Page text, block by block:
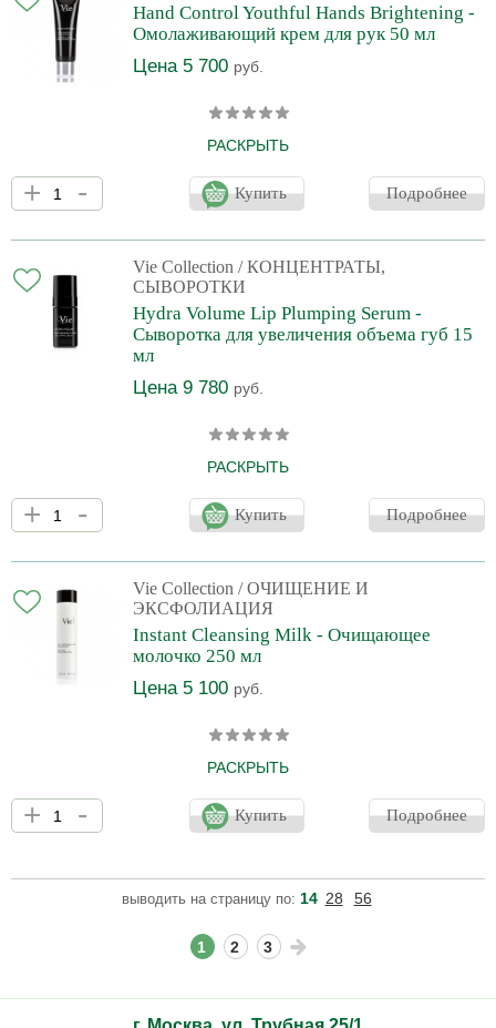
Hand Control Youthful Hands Brightening -
Омолаживающий крем для рук 50 мл
Цена 5 700 руб.
РАСКРЫТЬ
Крем с эффектом «шелковых перчаток» и ароматом розового
перца и гардении. Коктейль из витамина В3 и дуэта
гиалуроновых кислот уменьшает видимые признаки старения,
комплекс TRX борются с гиперпигментацией, осветляют и
выравнивают тон. AHA кислоты обновляют, омолаживают и
улучшают микрорельеф кожи.
+ - Купить Подробнее
Vie Collection / КОНЦЕНТРАТЫ,
СЫВОРОТКИ
Hydra Volume Lip Plumping Serum -
Сыворотка для увеличения объема губ 15
мл
Цена 9 780 руб.
РАСКРЫТЬ
Новая сыворотка для губ, содержащая трио гиалуроновых
кислот и масляный экстракт Lipolump, мгновенно и надолго
увлажняет, наполняет, разглаживает и увеличивает объем губ.
результат разглаживания становится заметен на долгое время.
+ - Купить Подробнее
Vie Collection / ОЧИЩЕНИЕ И
ЭКСФОЛИАЦИЯ
Instant Cleansing Milk - Очищающее
молочко 250 мл
Цена 5 100 руб.
РАСКРЫТЬ
Молочко с кремовой текстурой и нежным цветочным ароматом
деликатно очищает кожу. Может применяться для демакияжа
глаз и губ. Низкомолекулярная гиалуроновая кислота
(трансэпидермальную потерю воды).Олигосахариды морского
происхождения восстанавливают липидный барьер и
+ - Купить Подробнее
выводить на страницу по: 14 28 56
1 2 3